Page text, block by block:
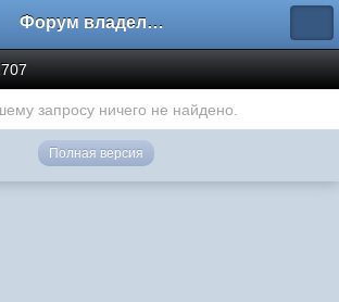
Форум владельцев интернет-магазинов
запросу ничего не найдено.
Полная версия